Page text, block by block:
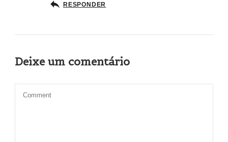
RESPONDER
Deixe um comentário